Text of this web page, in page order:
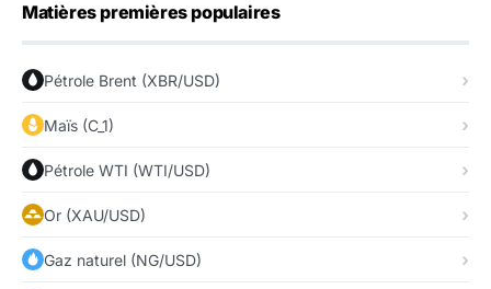
Matières premières populaires
Pétrole Brent (XBR/USD)
Maïs (C_1)
Pétrole WTI (WTI/USD)
Or (XAU/USD)
Gaz naturel (NG/USD)